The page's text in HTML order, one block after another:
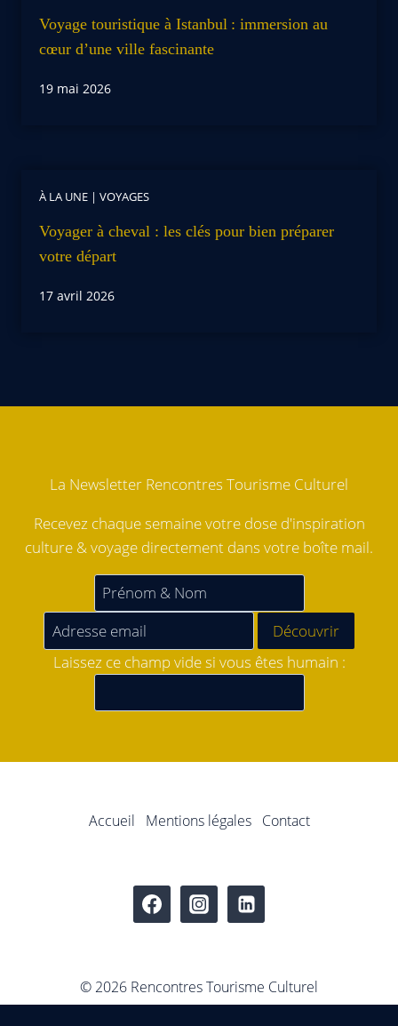
Voyage touristique à Istanbul : immersion au
cœur d’une ville fascinante
19 mai 2026
À LA UNE | VOYAGES
Voyager à cheval : les clés pour bien préparer
votre départ
17 avril 2026
La Newsletter Rencontres Tourisme Culturel
Recevez chaque semaine votre dose d'inspiration
culture & voyage directement dans votre boîte mail.
Laissez ce champ vide si vous êtes humain :
Accueil Mentions légales Contact
© 2026 Rencontres Tourisme Culturel